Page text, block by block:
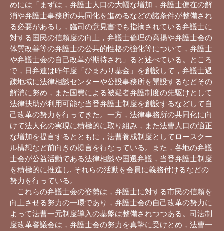
めには「まずは，弁護士人口の大幅な増加，弁護士偏在の解
消や弁護士事務所の共同化を進めるなどの諸条件が整備され
る必要があるし，臨司の意見書でも指摘されている弁護士に
対する国民の信頼度の向上，弁護士倫理の高揚や弁護士会の
体質改善等の弁護士の公共的性格の強化等について，弁護士
や弁護士会の自己改革が期待され」ると述べている。ところ
で，日弁連は昨年度「ひまわり基金」を創設して，弁護士過
疎地域に法律相談センターや公設事務所を開設するなどその
解消に努め，また国費による被疑者弁護制度の先駆けとして
法律扶助が利用可能な当番弁護士制度を創設するなどして自
己改革の努力を行ってきた。一方，法律事務所の共同化に向
けて法人化の実現に積極的に取り組み，また法曹人口の適正
な増加を提言するとともに，法曹養成制度としてロースクー
ル構想など前向きの提言を行なっている。また，各地の弁護
士会が公益活動である法律相談や国選弁護，当番弁護士制度
を積極的に推進し, それらの活動を会員に義務付けるなどの
努力を行っている。
これらの弁護士会の姿勢は，弁護士に対する市民の信頼を
向上させる努力の一環であり，弁護士会の自己改革の努力に
よって法曹一元制度導入の基盤は整備されつつある。司法制
度改革審議会は，弁護士会の努力を真摯に受けとめ，法曹一